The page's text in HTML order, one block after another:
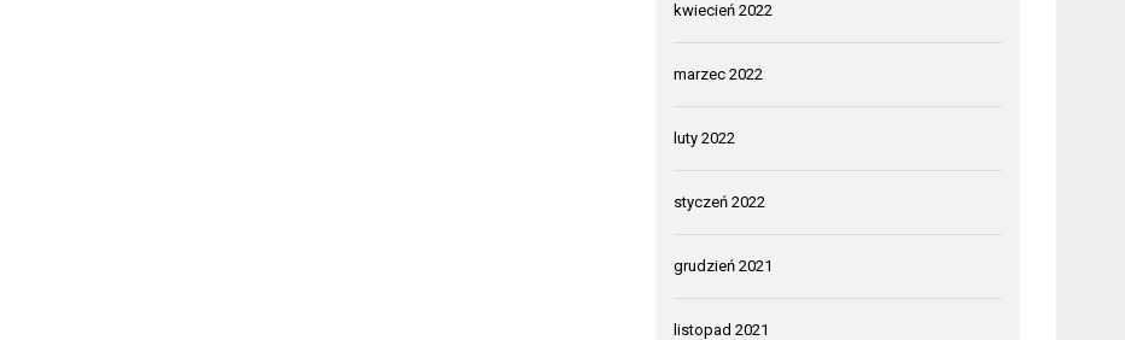
kwiecień 2022
marzec 2022
luty 2022
styczeń 2022
grudzień 2021
listopad 2021